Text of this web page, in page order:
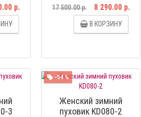
р.
17 500.00 р.
8 290.00 р.
В КОРЗИНУ
3
-54 %
Женский зимний
пуховик KD080-2